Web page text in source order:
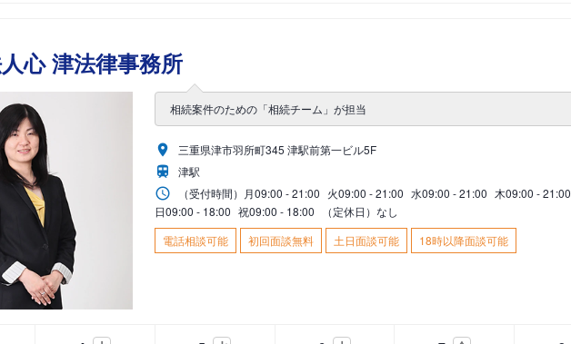
心 津法律事務所
相続案件のための「相続チーム」が担当
三重県津市羽所町345 津駅前第一ビル5F
津駅
（受付時間） 月09:00 - 21:00 火09:00 - 21:00 水09:00 - 21:00 木09:00 - 21:00
日09:00 - 18:00 祝09:00 - 18:00
（定休日）なし
電話相談可能
初回面談無料 土日面談可能 18時以降面談可能